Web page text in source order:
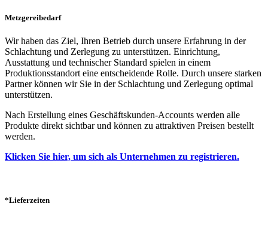
Metzgereibedarf
Wir haben das Ziel, Ihren Betrieb durch unsere Erfahrung in der
Schlachtung und Zerlegung zu unterstützen. Einrichtung,
Ausstattung und technischer Standard spielen in einem
Produktionsstandort eine entscheidende Rolle. Durch unsere starken
Partner können wir Sie in der Schlachtung und Zerlegung optimal
unterstützen.
Nach Erstellung eines Geschäftskunden-Accounts werden alle
Produkte direkt sichtbar und können zu attraktiven Preisen bestellt
werden.
Klicken Sie hier, um sich als Unternehmen zu registrieren.
*Lieferzeiten